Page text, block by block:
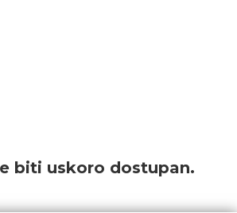
biti uskoro dostupan.